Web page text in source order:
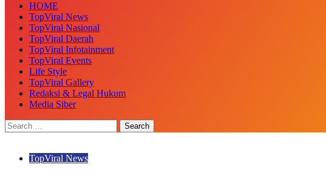
HOME
TopViral News
TopViral Nasional
TopViral Daerah
TopViral Infotainment
TopViral Events
Life Style
TopViral Gallery
Redaksi & Legal Hukum
Media Siber
TopViral News